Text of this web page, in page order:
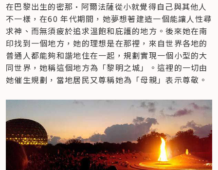
在巴黎出生的密那·阿爾法薩從小就覺得自己與其他人
不一樣，在60 年代期間，她夢想著建造一個能讓人性尋
求神、而無須疲於追求溫飽和庇護的地方。後來她在南
印找到一個地方，她的理想是在那裡，來自世界各地的
普通人都能夠和諧地住在一起，規劃實現一個小型的大
同世界，她稱這個地方為「黎明之城」。這裡的一切由
她催生規劃，當地居民又尊稱她為「母親」表示尊敬。